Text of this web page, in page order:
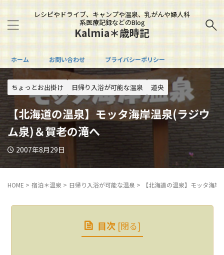
レシピやドライブ、キャンプや温泉、乳がんや婦人科
系医療記録などのBlog
Kalmia＊歳時記
ホーム お問い合わせ プライバシーポリシー
ちょっとお出掛け 日帰り入浴が可能な温泉 道央
【北海道の温泉】モッタ海岸温泉(ラジウ
ム泉)＆賀老の滝へ
2007年8月29日
HOME > 宿泊＊温泉 > 日帰り入浴が可能な温泉 > 【北海道の温泉】モッタ海
目次 [閉る]